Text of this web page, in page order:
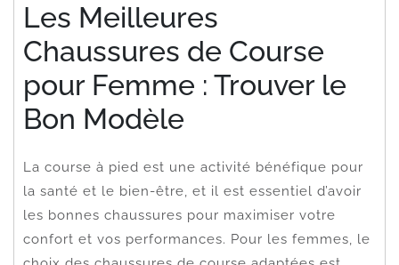
Les Meilleures
Chaussures de Course
pour Femme : Trouver le
Bon Modèle
La course à pied est une activité bénéfique pour
la santé et le bien-être, et il est essentiel d’avoir
les bonnes chaussures pour maximiser votre
confort et vos performances. Pour les femmes, le